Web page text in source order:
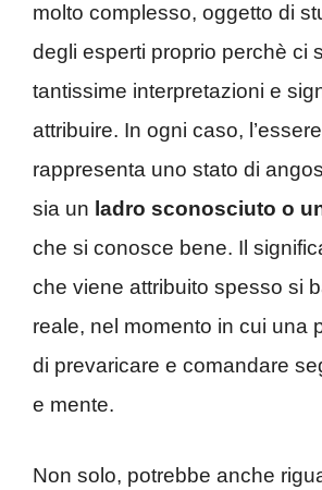
molto complesso, oggetto di
degli esperti proprio perchè ci
tantissime interpretazioni e
attribuire. In ogni caso,
rappresenta uno stato di
sia un ladro sconosciuto o
che si conosce bene. Il
che viene attribuito spesso si
reale, nel momento in cui una
di prevaricare e comandare
e mente.
Non solo, potrebbe anche